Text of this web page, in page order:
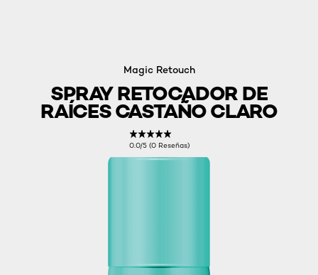
Magic Retouch
SPRAY RETOCADOR DE
RAÍCES CASTAÑO CLARO
0.0/5 (0 Reseñas)